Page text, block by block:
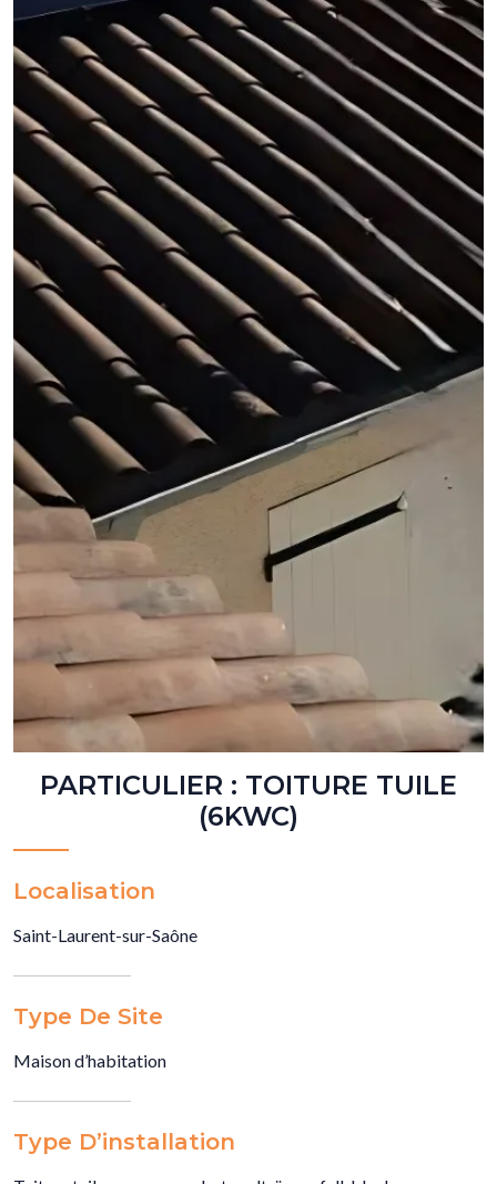
PARTICULIER : TOITURE TUILE
(6KWC)
Localisation
Saint-Laurent-sur-Saône
Type De Site
Maison d’habitation
Type D’installation